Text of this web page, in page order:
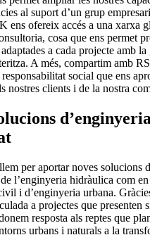
al suport d’un grup
ens ofereix accés a una xarxa
cosa que ens permet
a cada projecte amb
A més, compartim amb
social que ens
nostres clients i de la nostra
per aportar noves solucions
l’enginyeria hidràulica com
i d’enginyeria urbana.
a projectes que presenten
resposta als reptes que
urbans i naturals a la